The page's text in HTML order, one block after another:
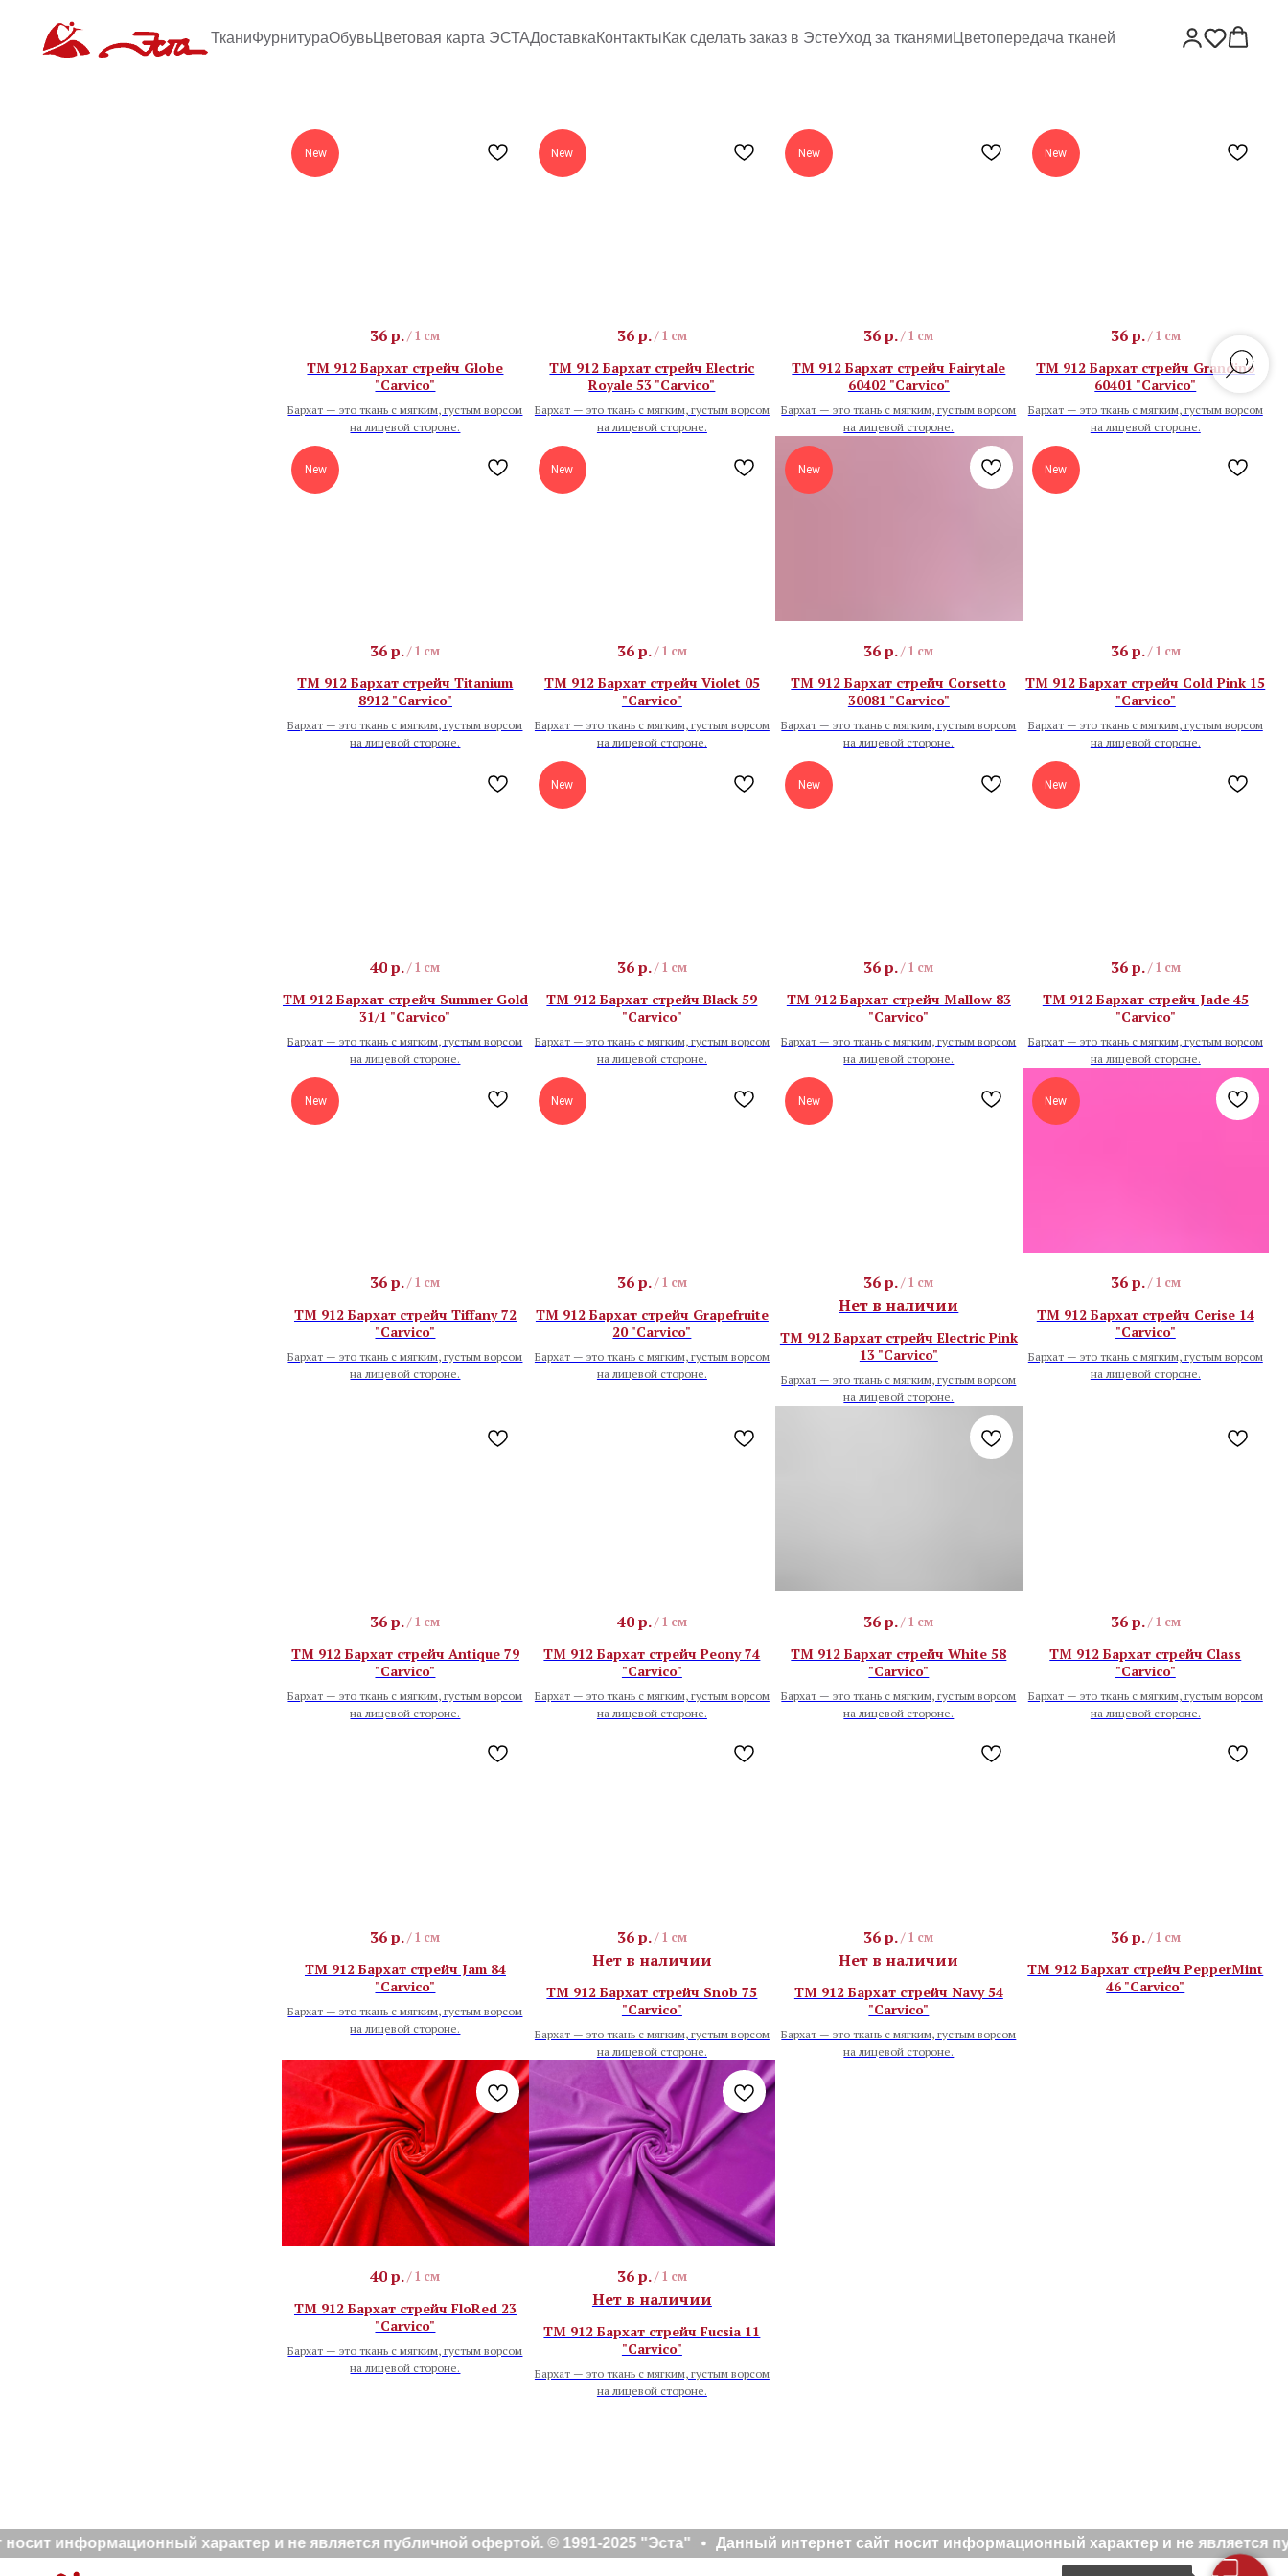
ТканиФурнитураОбувьЦветовая карта ЭСТАДоставкаКонтактыКак сделать заказ в ЭстеУход за тканями Цветопередача тканей
New
36 р. / 1 см
TM 912 Бархат стрейч Globe
"Carvico"
Бархат — это ткань с мягким, густым ворсом
на лицевой стороне.
New
36р./ 1 см
TM 912 Бархат стрейч Electric
Royale 53 "Carvico"
Бархат — это ткань с мягким, густым ворсом
на лицевой стороне.
New
36р./ 1 см
TM 912 Бархат стрейч Fairytale
60402 "Carvico"
Бархат — это ткань с мягким, густым ворсом
на лицевой стороне.
New
36р./ 1 см
TM 912 Бархат стрейч Grandino
60401 "Carvico"
Бархат — это ткань с мягким, густым ворсом
на лицевой стороне.
New
36 р. / 1 см
TM 912 Бархат стрейч Titanium
8912 "Carvico"
Бархат — это ткань с мягким, густым ворсом
на лицевой стороне.
New
36р./ 1 см
TM 912 Бархат стрейч Violet 05
"Carvico"
Бархат — это ткань с мягким, густым ворсом
на лицевой стороне.
New
36р./ 1 см
TM 912 Бархат стрейч Corsetto
30081 "Carvico"
Бархат — это ткань с мягким, густым ворсом
на лицевой стороне.
New
36р./ 1 см
TM 912 Бархат стрейч Cold Pink 15
"Carvico"
Бархат — это ткань с мягким, густым ворсом
на лицевой стороне.
40 р. / 1 см
TM 912 Бархат стрейч Summer Gold
31/1 "Carvico"
Бархат — это ткань с мягким, густым ворсом
на лицевой стороне.
New
36р./ 1 см
TM 912 Бархат стрейч Black 59
"Carvico"
Бархат — это ткань с мягким, густым ворсом
на лицевой стороне.
New
36р./ 1 см
TM 912 Бархат стрейч Mallow 83
"Carvico"
Бархат — это ткань с мягким, густым ворсом
на лицевой стороне.
New
36р./ 1 см
TM 912 Бархат стрейч Jade 45
"Carvico"
Бархат — это ткань с мягким, густым ворсом
на лицевой стороне.
New
36 р. / 1 см
TM 912 Бархат стрейч Tiffany 72
"Carvico"
Бархат — это ткань с мягким, густым ворсом
на лицевой стороне.
New
36р./ 1 см
TM 912 Бархат стрейч Grapefruite
20 "Carvico"
Бархат — это ткань с мягким, густым ворсом
на лицевой стороне.
New
36р./ 1 см
Нет в наличии
TM 912 Бархат стрейч Electric Pink
13 "Carvico"
Бархат — это ткань с мягким, густым ворсом
на лицевой стороне.
New
36р./ 1 см
TM 912 Бархат стрейч Cerise 14
"Carvico"
Бархат — это ткань с мягким, густым ворсом
на лицевой стороне.
36 р. / 1 см
TM 912 Бархат стрейч Antique 79
"Carvico"
Бархат — это ткань с мягким, густым ворсом
на лицевой стороне.
40р./ 1 см
TM 912 Бархат стрейч Peony 74
"Carvico"
Бархат — это ткань с мягким, густым ворсом
на лицевой стороне.
36р./ 1 см
TM 912 Бархат стрейч White 58
"Carvico"
Бархат — это ткань с мягким, густым ворсом
на лицевой стороне.
36р./ 1 см
TM 912 Бархат стрейч Class
"Carvico"
Бархат — это ткань с мягким, густым ворсом
на лицевой стороне.
36 р. / 1 см
TM 912 Бархат стрейч Jam 84
"Carvico"
Бархат — это ткань с мягким, густым ворсом
на лицевой стороне.
36р./ 1 см
Нет в наличии
TM 912 Бархат стрейч Snob 75
"Carvico"
Бархат — это ткань с мягким, густым ворсом
на лицевой стороне.
36р./ 1 см
Нет в наличии
TM 912 Бархат стрейч Navy 54
"Carvico"
Бархат — это ткань с мягким, густым ворсом
на лицевой стороне.
36р./ 1 см
TM 912 Бархат стрейч PepperMint
46 "Carvico"
40 р. / 1 см
TM 912 Бархат стрейч FloRed 23
"Carvico"
Бархат — это ткань с мягким, густым ворсом
на лицевой стороне.
36р./ 1 см
Нет в наличии
TM 912 Бархат стрейч Fucsia 11
"Carvico"
Бархат — это ткань с мягким, густым ворсом
на лицевой стороне.
информационный характер и не является публичной офертой. © 1991-2025 "Эста" Данный интернет сайт носит информационный характер и не является